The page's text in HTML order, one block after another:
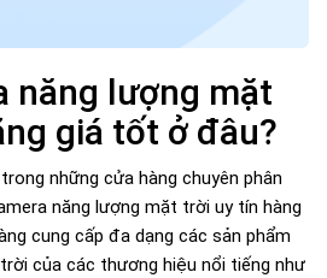
năng lượng mặt
giá tốt ở đâu?
những cửa hàng chuyên phân
năng lượng mặt trời uy tín hàng
cung cấp đa dạng các sản phẩm
của các thương hiệu nổi tiếng như